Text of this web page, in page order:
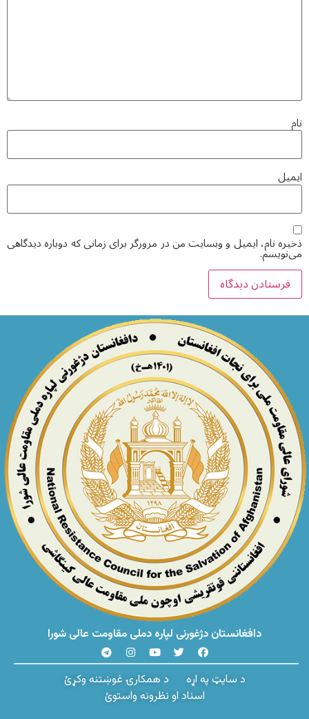
نام
ایمیل
ذخیره نام، ایمیل و وبسایت من در مرورگر برای زمانی که دوباره دیدگاهی
می‌نویسم.
دافغانستان دژغورنی لپاره دملی مقاومت عالی شورا
د سایټ په اړه
د همکارۍ غوښتنه وکړئ
اسناد او نظرونه واستوئ